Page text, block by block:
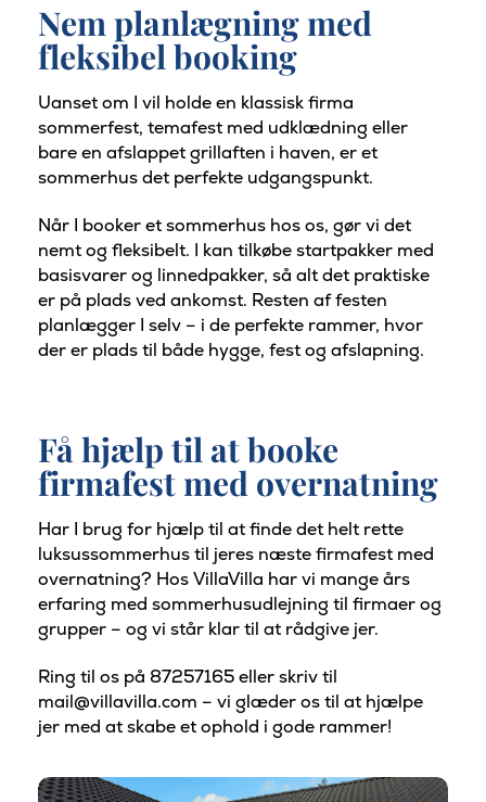
Nem planlægning med
fleksibel booking
Uanset om I vil holde en klassisk firma
sommerfest, temafest med udklædning eller
bare en afslappet grillaften i haven, er et
sommerhus det perfekte udgangspunkt.
Når I booker et sommerhus hos os, gør vi det
nemt og fleksibelt. I kan tilkøbe startpakker med
basisvarer og linnedpakker, så alt det praktiske
er på plads ved ankomst. Resten af festen
planlægger I selv – i de perfekte rammer, hvor
der er plads til både hygge, fest og afslapning.
Få hjælp til at booke
firmafest med overnatning
Har I brug for hjælp til at finde det helt rette
luksussommerhus til jeres næste firmafest med
overnatning? Hos VillaVilla har vi mange års
erfaring med sommerhusudlejning til firmaer og
grupper – og vi står klar til at rådgive jer.
Ring til os på 87257165 eller skriv til
mail@villavilla.com – vi glæder os til at hjælpe
jer med at skabe et ophold i gode rammer!